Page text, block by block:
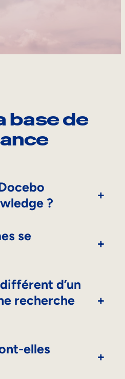
base de
?
+
se
+
d’un
recherche
+
elles
+